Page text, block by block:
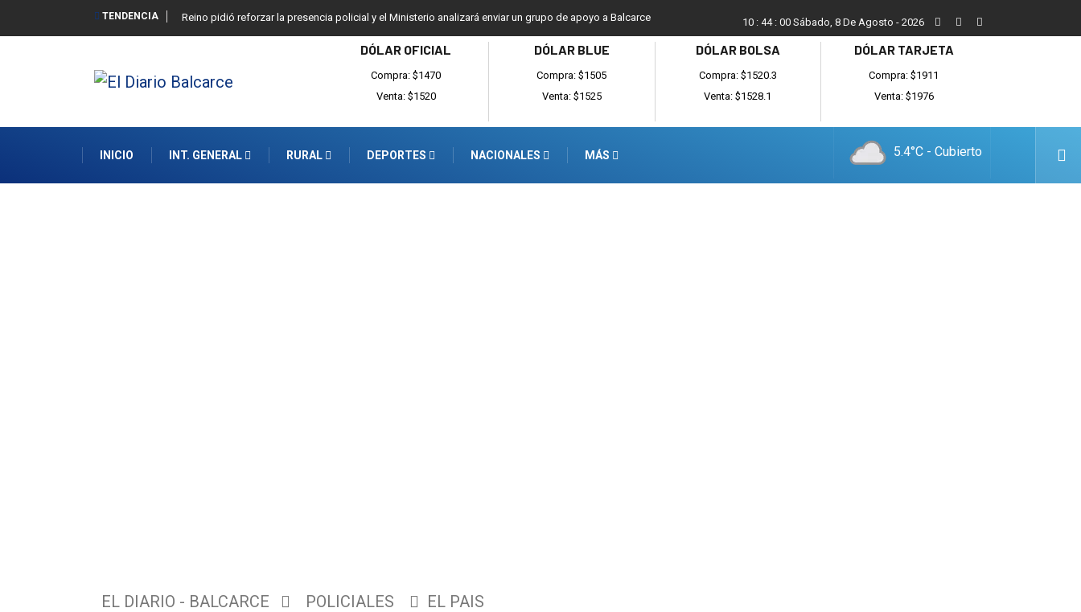
TENDENCIA Reino pidió reforzar la presencia policial y el Ministerio analizará enviar un grupo de apoyo a Balcarce Vecinos, instituciones y concejales se manifestaron contra
10 : 44: 01 Sábado, 8 De Agosto - 2026
DÓLAR OFICIAL
Compra: $1470
Venta: $1520
DÓLAR BLUE
Compra: $1505
Venta: $1525
DÓLAR BOLSA
Compra: $1520.3
Venta: $1528.1
DÓLAR TARJETA
Compra: $1911
Venta: $1976
INICIO INT. GENERAL RURAL DEPORTES NACIONALES MÁS 5.4°C - Cubierto
EL DIARIO - BALCARCE POLICIALES EL PAIS